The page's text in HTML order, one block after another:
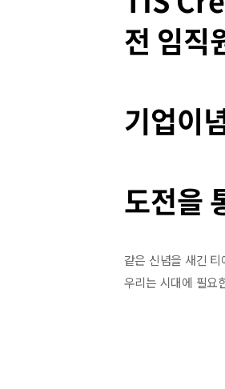
전 임직
기업이
도전을
같은 신념을 새긴
우리는 시대에 필요